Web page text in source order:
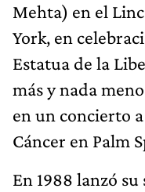
Mehta) en el
York, en
Estatua de la
más y nada
en un concierto
Cáncer en Palm
En 1988 lanzó